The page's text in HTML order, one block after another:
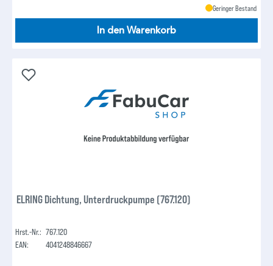
Geringer Bestand
In den Warenkorb
ELRING Dichtung, Unterdruckpumpe (767.120)
Hrst.-Nr.: 767.120
EAN:
4041248846667